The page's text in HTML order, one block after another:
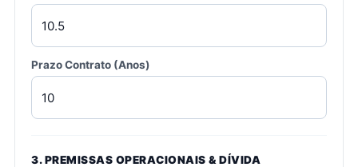
Prazo Contrato (Anos)
3. PREMISSAS OPERACIONAIS & DÍVIDA